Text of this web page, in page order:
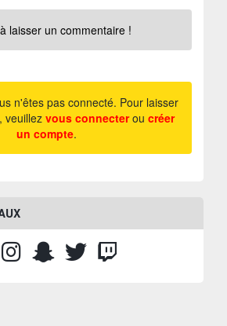
laisser un commentaire !
n'êtes pas connecté. Pour laisser
veuillez vous connecterou créer
un compte.